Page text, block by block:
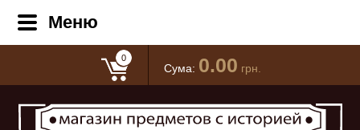
0
Сума: 0.00 грн.
Меню